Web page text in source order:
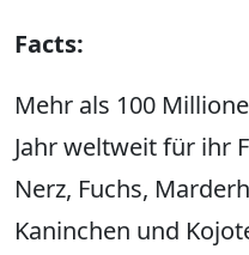
Facts:
Mehr als 100
Jahr weltweit für ihr
Nerz, Fuchs,
Kaninchen und